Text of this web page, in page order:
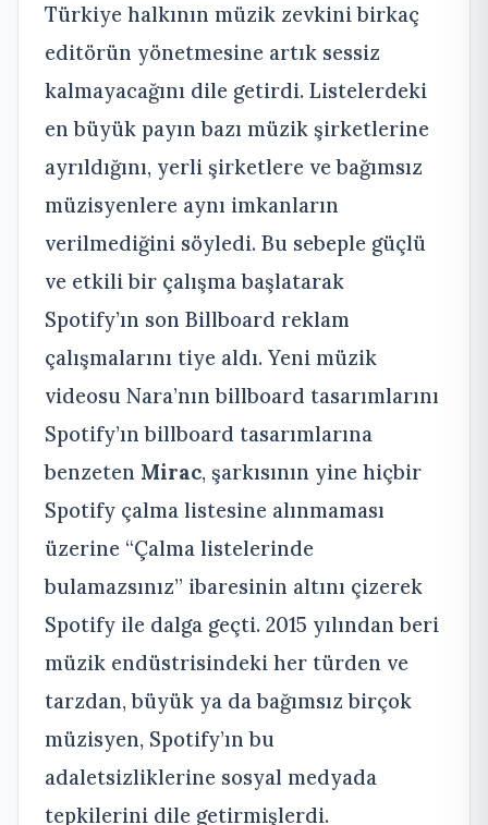
Türkiye halkının müzik zevkini birkaç
editörün yönetmesine artık sessiz
kalmayacağını dile getirdi. Listelerdeki
en büyük payın bazı müzik şirketlerine
ayrıldığını, yerli şirketlere ve bağımsız
müzisyenlere aynı imkanların
verilmediğini söyledi. Bu sebeple güçlü
ve etkili bir çalışma başlatarak
Spotify’ın son Billboard reklam
çalışmalarını tiye aldı. Yeni müzik
videosu Nara’nın billboard tasarımlarını
Spotify’ın billboard tasarımlarına
benzeten Mirac, şarkısının yine hiçbir
Spotify çalma listesine alınmaması
üzerine “Çalma listelerinde
bulamazsınız” ibaresinin altını çizerek
Spotify ile dalga geçti. 2015 yılından beri
müzik endüstrisindeki her türden ve
tarzdan, büyük ya da bağımsız birçok
müzisyen, Spotify’ın bu
adaletsizliklerine sosyal medyada
tepkilerini dile getirmişlerdi.